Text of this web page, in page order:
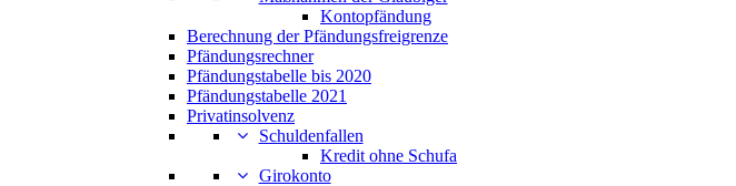
Kontopfändung
Berechnung der Pfändungsfreigrenze
Pfändungsrechner
Pfändungstabelle bis 2020
Pfändungstabelle 2021
Privatinsolvenz
Schuldenfallen
Kredit ohne Schufa
Girokonto